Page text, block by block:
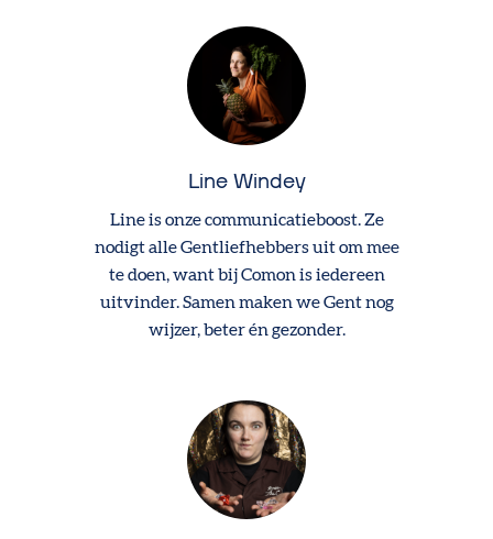
Line Windey
Line is onze communicatieboost. Ze
nodigt alle Gentliefhebbers uit om mee
te doen, want bij Comon is iedereen
uitvinder. Samen maken we Gent nog
wijzer, beter én gezonder.